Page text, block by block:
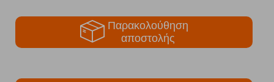
Παρακολούθηση
αποστολής